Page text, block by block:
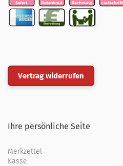
Vertrag widerrufen
Ihre persönliche Seite
Merkzettel
Kasse